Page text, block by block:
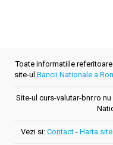
Toate informatiile
site-ul Bancii Nationale a
Site-ul curs-valutar-bnr.ro
Vezi si: Contact - Harta site